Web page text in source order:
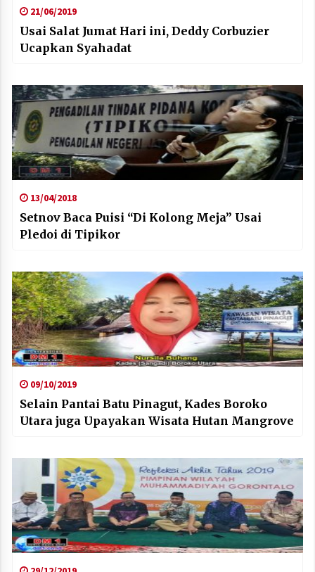
21/06/2019
Usai Salat Jumat Hari ini, Deddy Corbuzier
Ucapkan Syahadat
13/04/2018
Setnov Baca Puisi “Di Kolong Meja” Usai
Pledoi di Tipikor
09/10/2019
Selain Pantai Batu Pinagut, Kades Boroko
Utara juga Upayakan Wisata Hutan Mangrove